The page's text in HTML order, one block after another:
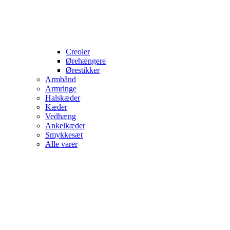
Creoler
Ørehængere
Ørestikker
Armbånd
Armringe
Halskæder
Kæder
Vedhæng
Ankelkæder
Smykkesæt
Alle varer